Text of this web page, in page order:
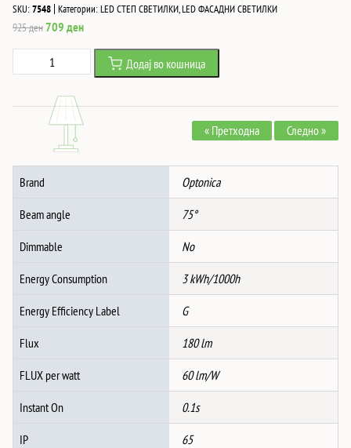
SKU:7548 | Категории:LED СТЕП СВЕТИЛКИ,LED ФАСАДНИ СВЕТИЛКИ
925денOriginal
was:
709 денCurrent
price
709 ден.
Степенична
Квадратна
IP65
количина
Додај во кошница
« Претходна Следно »
Brand Optonica
Beam angle 75°
Dimmable No
Energy Consumption 3 kWh/1000h
Energy Efficiency Label G
Flux 180 lm
FLUX per watt 60 lm/W
Instant On 0.1s
IP 65